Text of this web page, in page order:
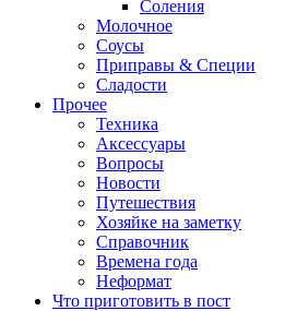
Соления
Молочное
Соусы
Приправы & Специи
Сладости
Прочее
Техника
Аксессуары
Вопросы
Новости
Путешествия
Хозяйке на заметку
Справочник
Времена года
Неформат
Что приготовить в пост